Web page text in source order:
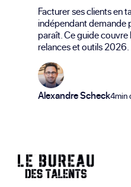
Facturer ses clients en
indépendant demande
paraît. Ce guide couvre
relances et outils 2026.
Alexandre Scheck4min